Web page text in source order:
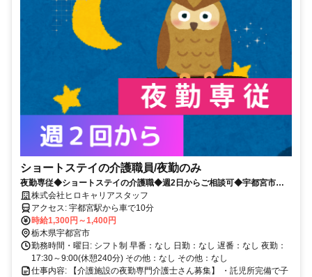
ショートステイの介護職員/夜勤のみ
夜勤専従◆ショートステイの介護職◆週2日からご相談可◆宇都宮市富
士見が丘
株式会社ヒロキャリアスタッフ
アクセス: 宇都宮駅から車で10分
時給1,300円～1,400円
栃木県宇都宮市
勤務時間・曜日: シフト制 早番：なし 日勤：なし 遅番：なし 夜勤：
17:30～9:00(休憩240分) その他：なし その他：なし
仕事内容: 【介護施設の夜勤専門介護士さん募集】 ・託児所完備で子